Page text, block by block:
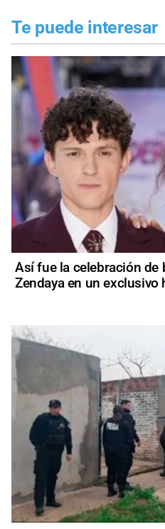
Te puede interesar
Así fue la celebración de
Zendaya en un exclusivo